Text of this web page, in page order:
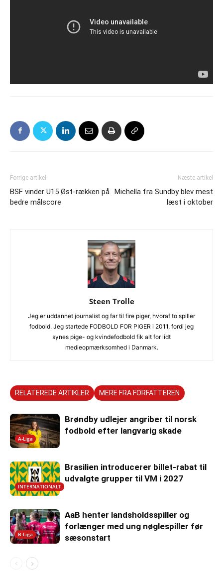
Forrige artikel
BSF vinder U15 Øst-rækken på
bedre målscore
Næste artikel
Michella fra Sundby blev mest
læst i oktober
Steen Trolle
Jeg er uddannet journalist og far til fire piger, hvoraf to spiller
fodbold. Jeg startede FODBOLD FOR PIGER i 2011, fordi jeg
synes pige- og kvindefodbold fik alt for lidt
medieopmærksomhed i Danmark.
RELATEREDE ARTIKLER MERE FRA FORFATTEREN
A-Liga
Brøndby udlejer angriber til norsk
fodbold efter langvarig skade
INTERNATIONALT
Brasilien introducerer billet-rabat til
udvalgte grupper til VM i 2027
B-Liga
AaB henter landsholdsspiller og
forlænger med ung nøglespiller før
sæsonstart